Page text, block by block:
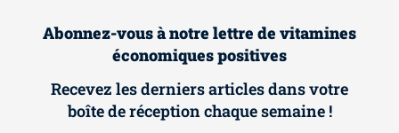
Abonnez-vous à notre lettre de vitamines
économiques positives
Recevez les derniers articles dans votre
boîte de réception chaque semaine !